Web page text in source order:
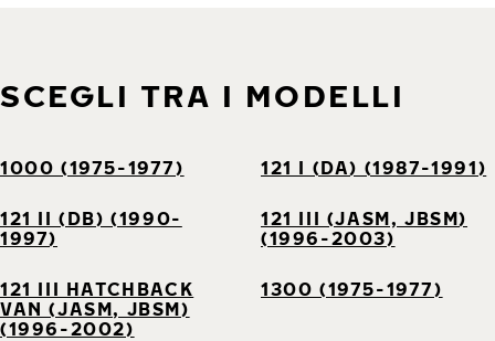
SCEGLI TRA I MODELLI
1000 (1975-1977) 121 I (DA) (1987-1991)
121 II (DB) (1990-
1997)
121 III (JASM, JBSM)
(1996-2003)
121 III HATCHBACK
VAN (JASM, JBSM)
(1996-2002)
1300 (1975-1977)